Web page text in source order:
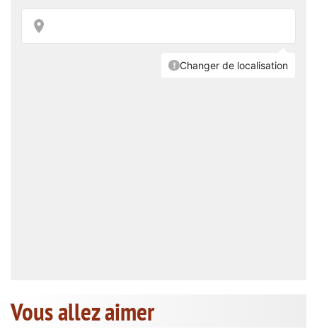
Vous allez aimer